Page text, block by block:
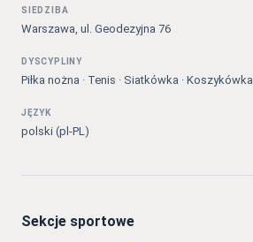
SIEDZIBA
Warszawa, ul. Geodezyjna 76
DYSCYPLINY
Piłka nożna · Tenis · Siatkówka · Koszykówka
JĘZYK
polski (pl-PL)
Sekcje sportowe